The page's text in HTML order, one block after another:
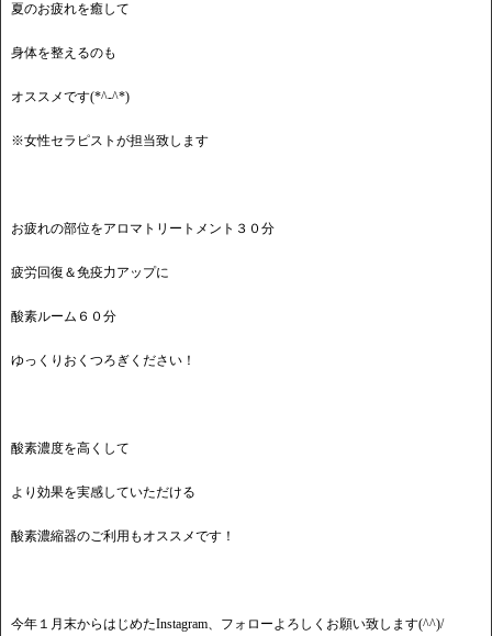
夏のお疲れを癒して
身体を整えるのも
オススメです(*^-^*)
※女性セラピストが担当致します
お疲れの部位をアロマトリートメント３０分
疲労回復＆免疫力アップに
酸素ルーム６０分
ゆっくりおくつろぎください！
酸素濃度を高くして
より効果を実感していただける
酸素濃縮器のご利用もオススメです！
今年１月末からはじめたInstagram、フォローよろしくお願い致します(^^)/